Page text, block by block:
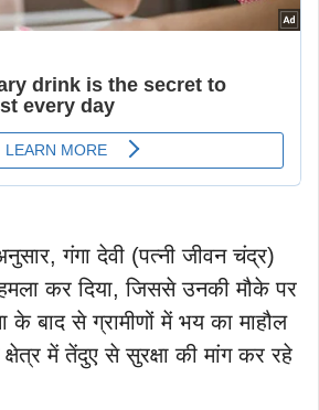
गंगा देवी (पत्नी जीवन चंद्र)
कर दिया, जिससे उनकी मौके पर
के बाद से ग्रामीणों में भय का माहौल
में तेंदुए से सुरक्षा की मांग कर रहे